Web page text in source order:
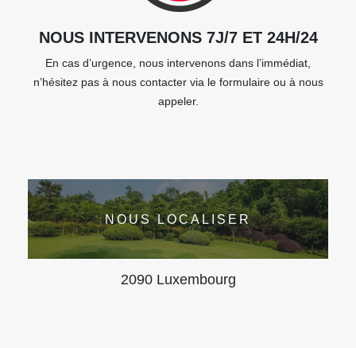
NOUS INTERVENONS 7J/7 ET 24H/24
En cas d’urgence, nous intervenons dans l’immédiat,
n’hésitez pas à nous contacter via le formulaire ou à nous
appeler.
NOUS LOCALISER
2090 Luxembourg